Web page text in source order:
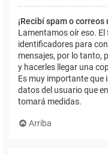
¡Recibí spam o
Lamentamos oír eso.
identificadores para
mensajes, por lo tanto,
y hacerles llegar una
Es muy importante que
datos del usuario que
tomará medidas.
Arriba